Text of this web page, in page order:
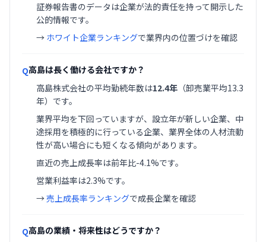
証券報告書のデータは企業が法的責任を持って開示した
公的情報です。
→ ホワイト企業ランキングで業界内の位置づけを確認
Q高島は長く働ける会社ですか？
高島株式会社の平均勤続年数は12.4年 （卸売業平均13.3
年）です。
業界平均を下回っていますが、設立年が新しい企業、中
途採用を積極的に行っている企業、業界全体の人材流動
性が高い場合にも短くなる傾向があります。
直近の売上成長率は前年比-4.1%です。
営業利益率は2.3%です。
→売上成長率ランキングで成長企業を確認
Q高島の業績・将来性はどうですか？